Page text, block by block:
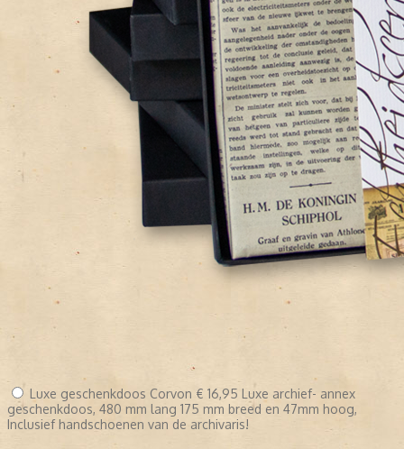
Luxe geschenkdoos Corvon € 16,95 Luxe archief- annex
geschenkdoos, 480 mm lang 175 mm breed en 47mm hoog,
Inclusief handschoenen van de archivaris!